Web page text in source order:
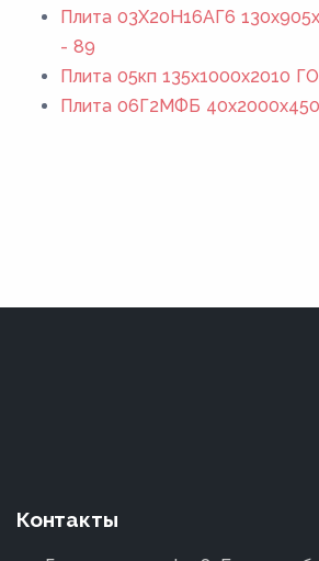
Плита 03Х20Н16АГ6
- 89
Плита 05кп 135x1000x2010
Плита 06Г2МФБ
Контакты